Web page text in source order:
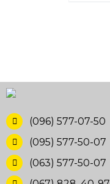
(096) 577-07-50
(095) 577-50-07
(063) 577-50-07